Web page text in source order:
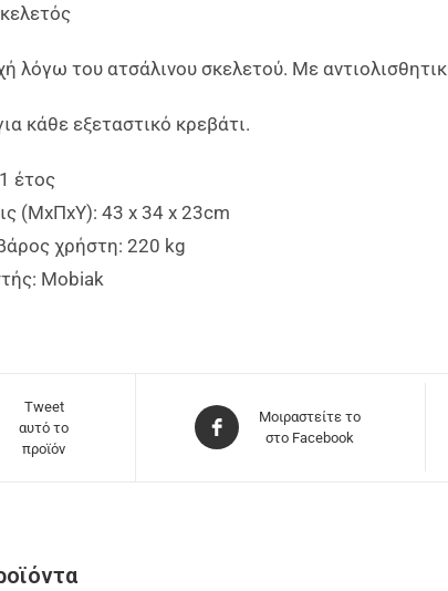
λόγω του ατσάλινου σκελετού. Με
κάθε εξεταστικό κρεβάτι.
έτος
(ΜxΠxΥ): 43 x 34 x 23cm
χρήστη: 220 kg
Mobiak
Tweet
αυτό το
προϊόν
Μοιραστείτε το
στο Facebook